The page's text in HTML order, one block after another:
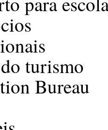
turismo
Bureau